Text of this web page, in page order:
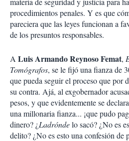
procedimientos penales. Y es que
pareciera que las leyes funcionan a
de los presuntos responsables.
A LuisArmandoReynosoFemat,
Tomógrafos, se le fijó una fianza de
que pueda seguir el proceso que por
su contra. Ajá, al exgobernador
pesos, y que evidentemente se
una millonaria fianza... ¡que pudo
dinero? ¿Ladróndelo sacó? ¿No es
delito? ¿No es esto una confesión de